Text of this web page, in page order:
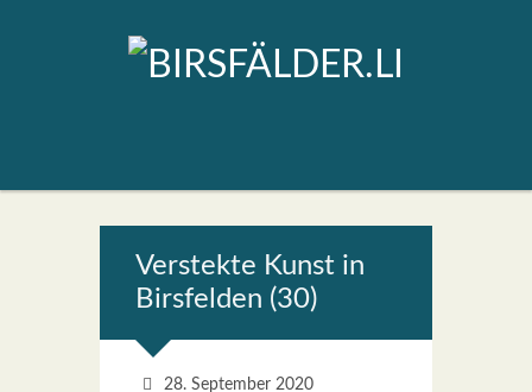
Vers­tek­te Kunst in
Birs­fel­den (30)
28. September 2020